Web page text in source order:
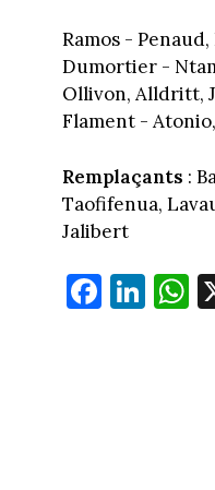
Ramos -
Dumortier -
Ollivon, Alldritt,
Flament -
Remplaçants :
Taofifenua,
Jalibert
Fa
ce
Li
nk
W